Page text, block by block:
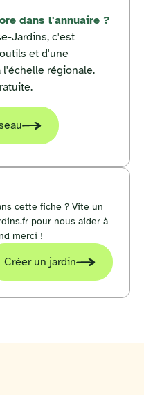
dans l'annuaire ?
Jardins, c'est
et d'une
régionale.
cette fiche ? Vite un
pour nous aider à
merci !
Créer un jardin